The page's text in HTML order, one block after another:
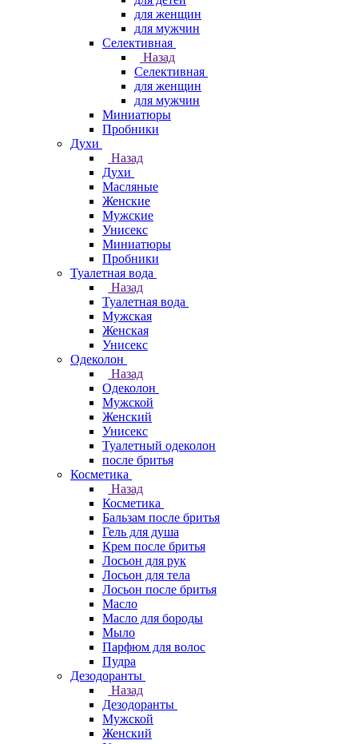
для женщин
для мужчин
Селективная
Назад
Селективная
для женщин
для мужчин
Миниатюры
Пробники
Духи
Назад
Духи
Масляные
Женские
Мужские
Унисекс
Миниатюры
Пробники
Туалетная вода
Назад
Туалетная вода
Мужская
Женская
Унисекс
Одеколон
Назад
Одеколон
Мужской
Женский
Унисекс
Туалетный одеколон
после бритья
Косметика
Назад
Косметика
Бальзам после бритья
Гель для душа
Крем после бритья
Лосьон для рук
Лосьон для тела
Лосьон после бритья
Масло
Масло для бороды
Мыло
Парфюм для волос
Пудра
Дезодоранты
Назад
Дезодоранты
Мужской
Женский